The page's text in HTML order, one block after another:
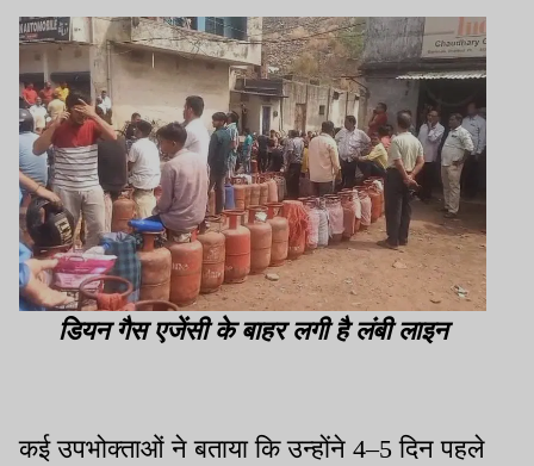
डियन गैस एजेंसी के बाहर लगी है लंबी लाइन
कई उपभोक्ताओं ने बताया कि उन्होंने 4–5 दिन पहले